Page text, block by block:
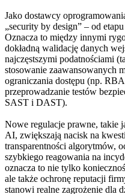
Jako dostawcy
„security by design” – od
Oznacza to między innymi
dokładną walidację danych
najczęstszymi podatnościami
stosowanie zaawansowanych
ograniczania dostępu (np.
przeprowadzanie testów
SAST i DAST).
Nowe regulacje prawne,
AI, zwiększają nacisk na
transparentności algorytmów,
szybkiego reagowania na
oznacza to nie tylko
ale także ochronę reputacji
stanowi realne zagrożenie dla